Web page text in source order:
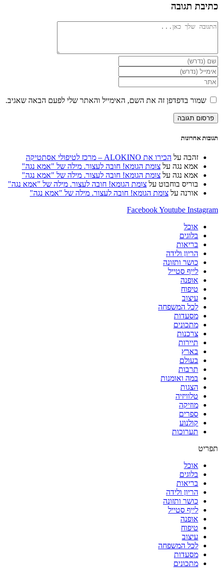
כתיבת תגובה
להגיב
הזן
את
השם
שלך
או
שם
משתמש
כדי
הזן
את
כתובת
דואר
האלקטרוני
שלך
כדי
הזן
את
כתובת
האינטרנט
שלך
שמור בדפדפן זה את השם, האימייל והאתר שלי לפעם הבאה שאגיב.
תגובות אחרונות
זהבה על הכירו את ALOKINO – מרכז לטיפולי אסתטיקה
אמא נגה על צומת הגומא! חובה לעצור. מילה של "אמא נגה"
אמא נגה על צומת הגומא! חובה לעצור. מילה של "אמא נגה"
בוריס בוחבוט על צומת הגומא! חובה לעצור. מילה של "אמא נגה"
אורנה על צומת הגומא! חובה לעצור. מילה של "אמא נגה"
FacebookYoutube Instagram
אוכל
בלוגים
בריאות
הריון ולידה
כושר ותזונה
לייף סטייל
אופנה
טיפוח
עיצוב
לכל המשפחה
מסעדות
מתכונים
צרכנות
תיירות
בארץ
בעולם
תרבות
במה ואומנות
הצגות
טלוויזיה
מוזיקה
ספרים
קולנוע
תערוכות
תפריט
אוכל
בלוגים
בריאות
הריון ולידה
כושר ותזונה
לייף סטייל
אופנה
טיפוח
עיצוב
לכל המשפחה
מסעדות
מתכונים